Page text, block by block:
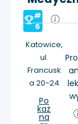
#
6
Katowice,
ul.
Francusk
a 20-24
Po
każ
na